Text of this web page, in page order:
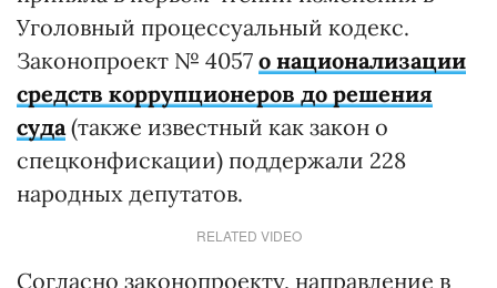
Уголовный процессуальный кодекс.
Законопроект № 4057 о национализации
средств коррупционеров до решения
суда(также известный как закон о
спецконфискации) поддержали 228
народных депутатов.
RELATED VIDEO
Согласно законопроекту, направление в